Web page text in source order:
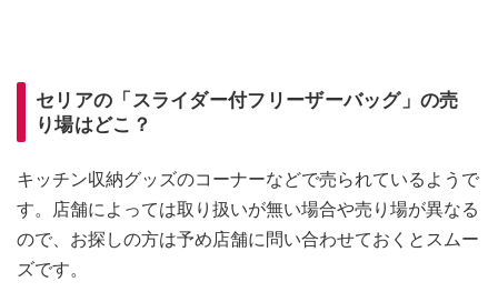
セリアの「スライダー付フリーザーバッグ」の売
り場はどこ？
キッチン収納グッズのコーナーなどで売られているようで
す。店舗によっては取り扱いが無い場合や売り場が異なる
ので、お探しの方は予め店舗に問い合わせておくとスムー
ズです。